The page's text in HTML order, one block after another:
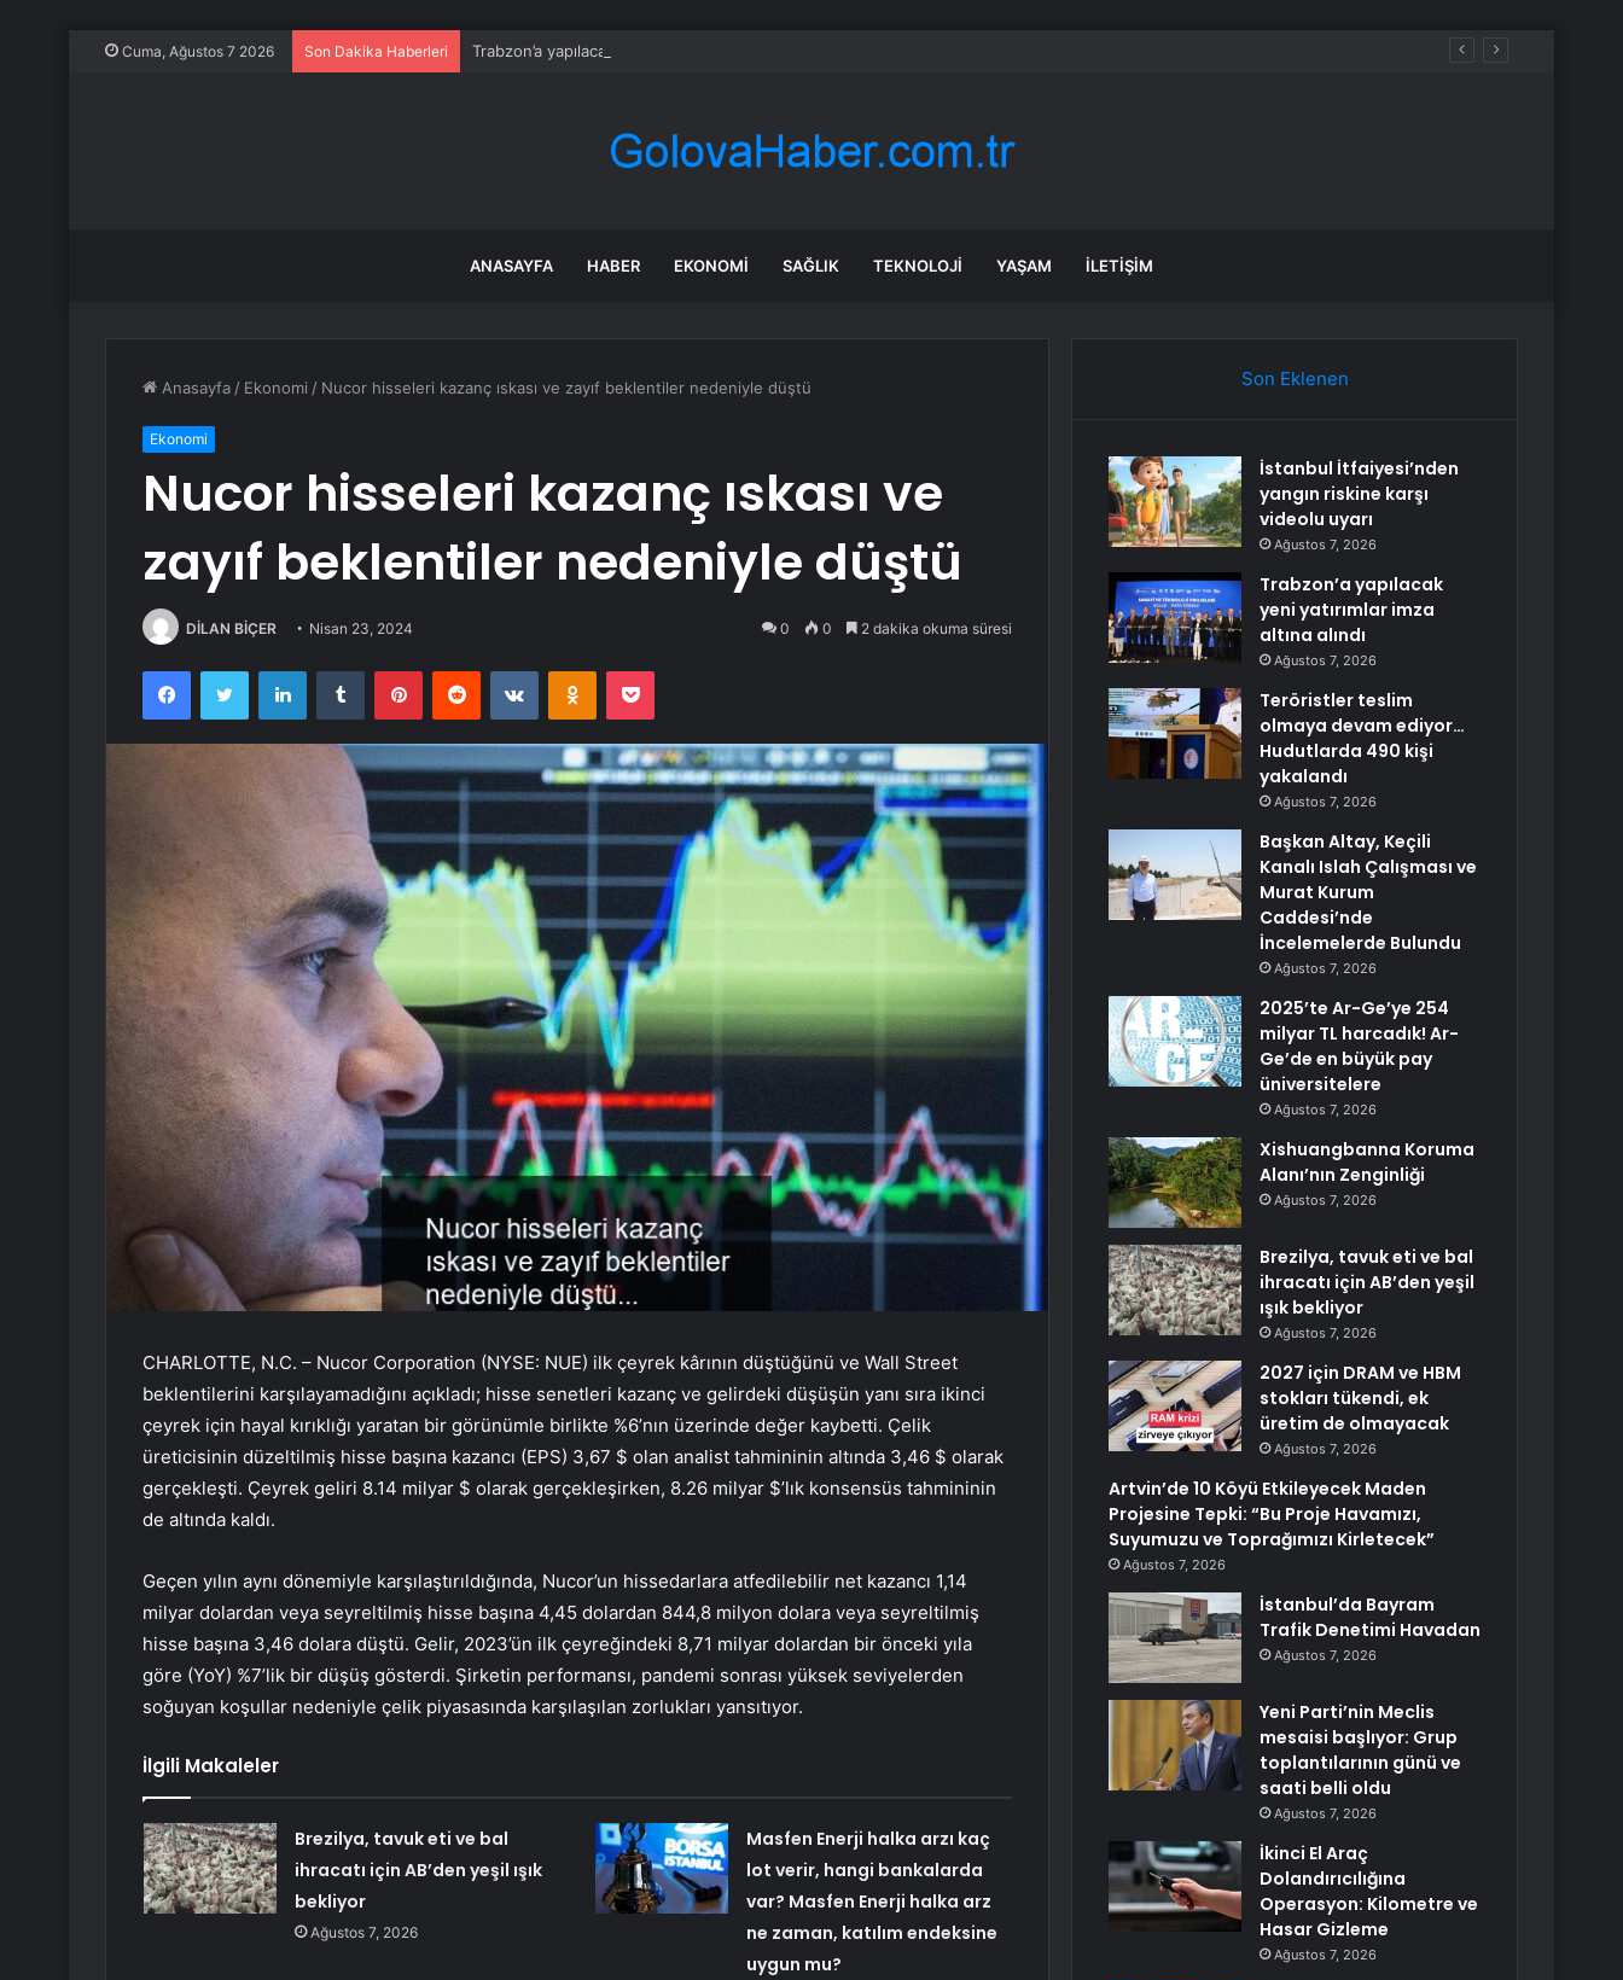
Cuma, Ağustos 7 2026 Son Dakika Haberleri Trabzon’a yapılacak yeni yatırımlar imza altına alındı
ANASAYFA HABER EKONOMI SAĞLIK TEKNOLOJI YAŞAM İLETIŞIM
Anasayfa / Ekonomi / Nucor hisseleri kazanç ıskası ve zayıf beklentiler nedeniyle düştü
Ekonomi
Nucor hisseleri kazanç ıskası ve
zayıf beklentiler nedeniyle düştü
DİLAN BİÇER Nisan 23, 2024 0 0 2 dakika okuma süresi
FacebookTwitter LinkedInTumblr PinterestReddit VKontakteOdnoklassniki
Pocket
CHARLOTTE, N.C. – Nucor Corporation (NYSE: NUE) ilk çeyrek kârının düştüğünü ve Wall Street
beklentilerini karşılayamadığını açıkladı; hisse senetleri kazanç ve gelirdeki düşüşün yanı sıra ikinci
çeyrek için hayal kırıklığı yaratan bir görünümle birlikte %6’nın üzerinde değer kaybetti. Çelik
üreticisinin düzeltilmiş hisse başına kazancı (EPS) 3,67 $ olan analist tahmininin altında 3,46 $ olarak
gerçekleşti. Çeyrek geliri 8.14 milyar $ olarak gerçekleşirken, 8.26 milyar $’lık konsensüs tahmininin
de altında kaldı.
Geçen yılın aynı dönemiyle karşılaştırıldığında, Nucor’un hissedarlara atfedilebilir net kazancı 1,14
milyar dolardan veya seyreltilmiş hisse başına 4,45 dolardan 844,8 milyon dolara veya seyreltilmiş
hisse başına 3,46 dolara düştü. Gelir, 2023’ün ilk çeyreğindeki 8,71 milyar dolardan bir önceki yıla
göre (YoY) %7’lik bir düşüş gösterdi. Şirketin performansı, pandemi sonrası yüksek seviyelerden
soğuyan koşullar nedeniyle çelik piyasasında karşılaşılan zorlukları yansıtıyor.
İlgili Makaleler
Brezilya, tavuk eti ve bal
ihracatı için AB’den yeşil ışık
bekliyor
Ağustos 7, 2026
Masfen Enerji halka arzı kaç
lot verir, hangi bankalarda
var? Masfen Enerji halka arz
ne zaman, katılım endeksine
uygun mu?
Son Eklenen
İstanbul İtfaiyesi’nden
yangın riskine karşı
videolu uyarı
Ağustos 7, 2026
Trabzon’a yapılacak
yeni yatırımlar imza
altına alındı
Ağustos 7, 2026
Teröristler teslim
olmaya devam ediyor…
Hudutlarda 490 kişi
yakalandı
Ağustos 7, 2026
Başkan Altay, Keçili
Kanalı Islah Çalışması ve
Murat Kurum
Caddesi’nde
İncelemelerde Bulundu
Ağustos 7, 2026
2025’te Ar-Ge’ye 254
milyar TL harcadık! Ar-
Ge’de en büyük pay
üniversitelere
Ağustos 7, 2026
Xishuangbanna Koruma
Alanı’nın Zenginliği
Ağustos 7, 2026
Brezilya, tavuk eti ve bal
ihracatı için AB’den yeşil
ışık bekliyor
Ağustos 7, 2026
2027 için DRAM ve HBM
stokları tükendi, ek
üretim de olmayacak
Ağustos 7, 2026
Artvin’de 10 Köyü Etkileyecek Maden
Projesine Tepki: “Bu Proje Havamızı,
Suyumuzu ve Toprağımızı Kirletecek”
Ağustos 7, 2026
İstanbul’da Bayram
Trafik Denetimi Havadan
Ağustos 7, 2026
Yeni Parti’nin Meclis
mesaisi başlıyor: Grup
toplantılarının günü ve
saati belli oldu
Ağustos 7, 2026
İkinci El Araç
Dolandırıcılığına
Operasyon: Kilometre ve
Hasar Gizleme
Ağustos 7, 2026